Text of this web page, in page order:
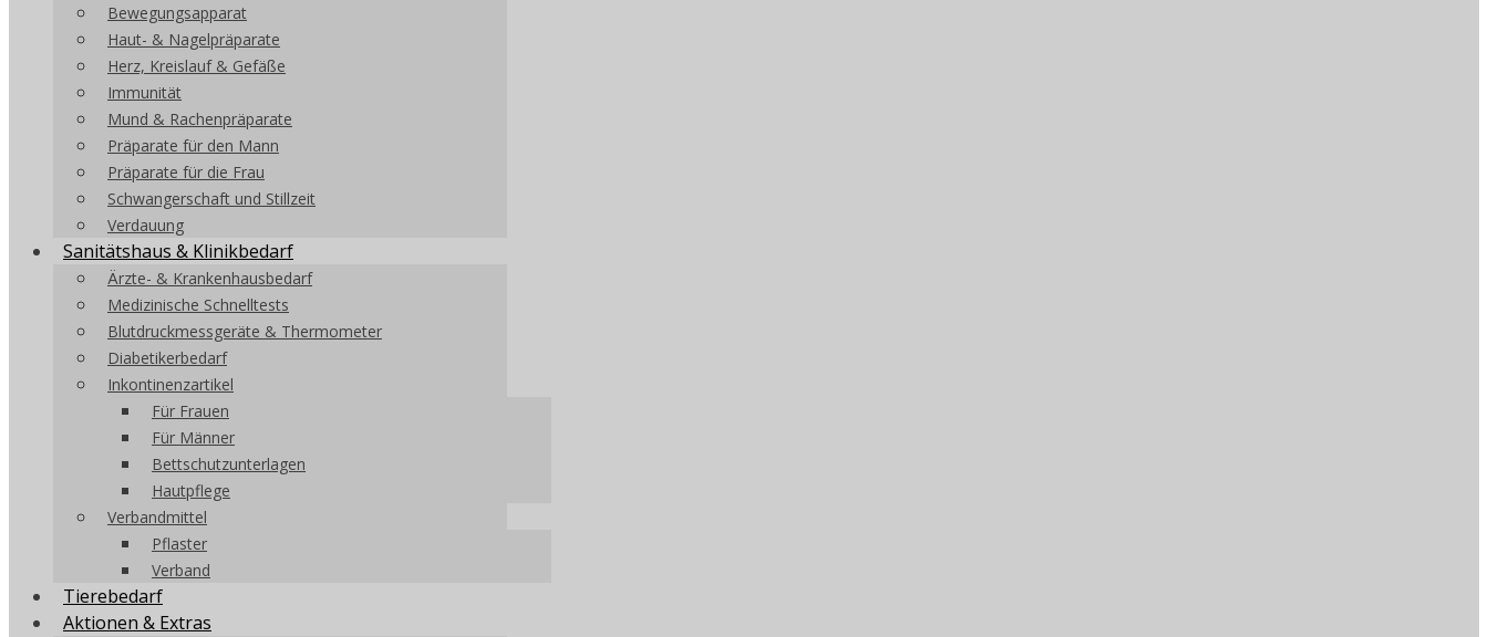
Bewegungsapparat
Haut- & Nagelpräparate
Herz, Kreislauf & Gefäße
Immunität
Mund & Rachenpräparate
Präparate für den Mann
Präparate für die Frau
Schwangerschaft und Stillzeit
Verdauung
Sanitätshaus & Klinikbedarf
Ärzte- & Krankenhausbedarf
Medizinische Schnelltests
Blutdruckmessgeräte & Thermometer
Diabetikerbedarf
Inkontinenzartikel
Für Frauen
Für Männer
Bettschutzunterlagen
Hautpflege
Verbandmittel
Pflaster
Verband
Tierebedarf
Aktionen & Extras